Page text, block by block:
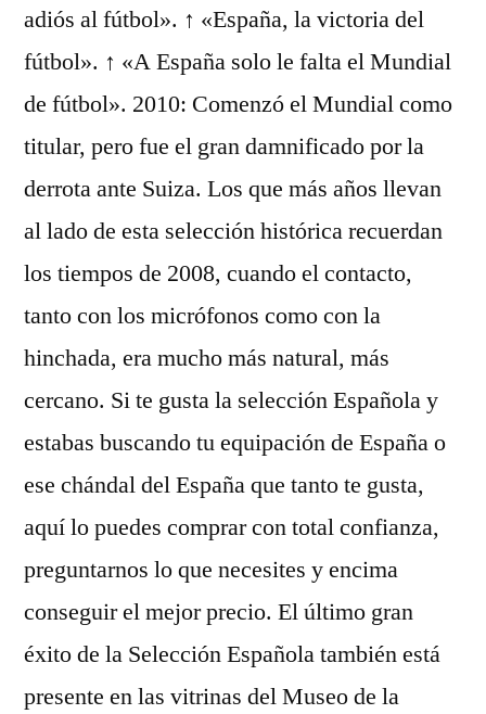
adiós al fútbol». ↑ «España, la victoria del
fútbol». ↑ «A España solo le falta el Mundial
de fútbol». 2010: Comenzó el Mundial como
titular, pero fue el gran damnificado por la
derrota ante Suiza. Los que más años llevan
al lado de esta selección histórica recuerdan
los tiempos de 2008, cuando el contacto,
tanto con los micrófonos como con la
hinchada, era mucho más natural, más
cercano. Si te gusta la selección Española y
estabas buscando tu equipación de España o
ese chándal del España que tanto te gusta,
aquí lo puedes comprar con total confianza,
preguntarnos lo que necesites y encima
conseguir el mejor precio. El último gran
éxito de la Selección Española también está
presente en las vitrinas del Museo de la